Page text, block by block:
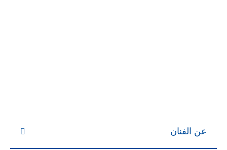
عن الفنان